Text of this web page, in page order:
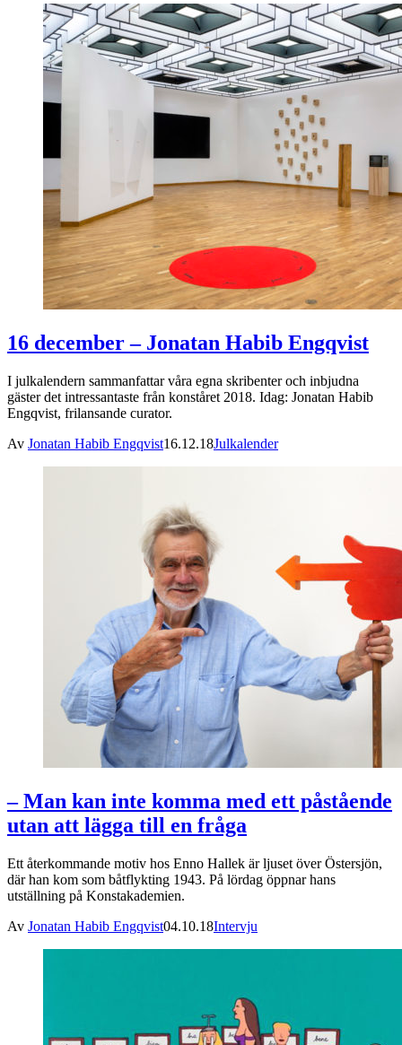
16 december – Jonatan Habib Engqvist
I julkalendern sammanfattar våra egna skribenter och inbjudna
gäster det intressantaste från konståret 2018. Idag: Jonatan Habib
Engqvist, frilansande curator.
Av Jonatan Habib Engqvist16.12.18Julkalender
– Man kan inte komma med ett påstående
utan att lägga till en fråga
Ett återkommande motiv hos Enno Hallek är ljuset över Östersjön,
där han kom som båtflykting 1943. På lördag öppnar hans
utställning på Konstakademien.
Av Jonatan Habib Engqvist04.10.18Intervju